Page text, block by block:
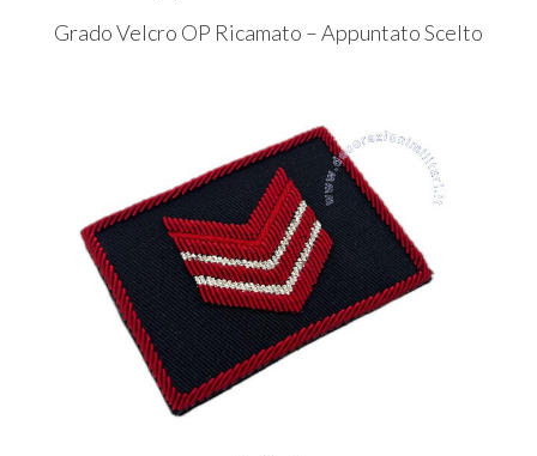
Grado Velcro OP Ricamato – Appuntato Scelto